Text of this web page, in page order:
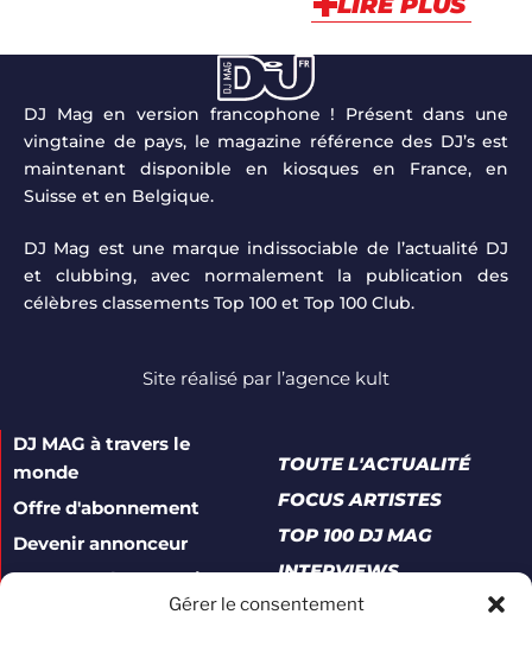
Gérer le consentement
DJ Mag en version francophone ! Présent dans une
vingtaine de pays, le magazine référence des DJ’s est
maintenant disponible en kiosques en France, en
Suisse et en Belgique.
DJ Mag est une marque indissociable de l’actualité DJ
et clubbing, avec normalement la publication des
célèbres classements Top 100 et Top 100 Club.
Site réalisé par l’agence kult
DJ MAG à travers le
monde
Offre d'abonnement
Devenir annonceur
Contacter le magazine
TOUTE L'ACTUALITÉ
FOCUS ARTISTES
TOP 100 DJ MAG
INTERVIEWS